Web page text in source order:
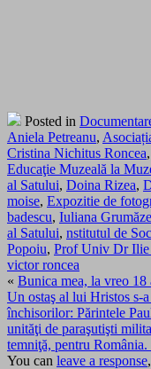
Posted in
Aniela Petreanu,
Cristina Nichitus Roncea,
Educaţie Muzeală la
al Satului, Doina Rizea,
moise, Expozitie de
badescu, Iuliana
al Satului, nstitutul de
Popoiu, Prof Univ Dr Ilie
victor roncea
« Bunica mea, la vreo
Un ostaş al lui Hristos s-
închisorilor: Părintele
unităţi de paraşutişti
temniţă, pentru
You can leave a response